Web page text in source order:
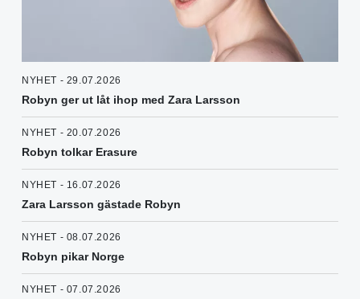
NYHET - 29.07.2026
Robyn ger ut låt ihop med Zara Larsson
NYHET - 20.07.2026
Robyn tolkar Erasure
NYHET - 16.07.2026
Zara Larsson gästade Robyn
NYHET - 08.07.2026
Robyn pikar Norge
NYHET - 07.07.2026